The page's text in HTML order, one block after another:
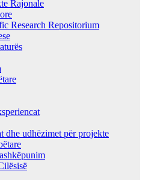
Rajonale
Research Repositorium
dhe udhëzimet për projekte